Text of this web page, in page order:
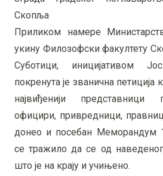
Скопља
Приликом намере
укину Филозофски факултету
Суботици, иницијативом
покренута је званична петиција
највиђенији представници
официри, привредници,
донео и посебан Меморандум
се тражило да се од
што је на крају и учињено.